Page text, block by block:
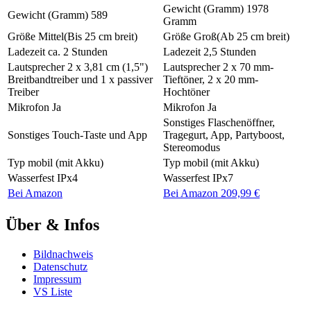
Gewicht (Gramm) 589
Gewicht (Gramm) 1978
Gramm
Größe Mittel(Bis 25 cm breit) Größe Groß(Ab 25 cm breit)
Ladezeit ca. 2 Stunden Ladezeit 2,5 Stunden
Lautsprecher2 x 3,81 cm (1,5")
Breitbandtreiber und 1 x passiver
Treiber
Lautsprecher2 x 70 mm-
Tieftöner, 2 x 20 mm-
Hochtöner
Mikrofon Ja Mikrofon Ja
Sonstiges Touch-Taste und App
Sonstiges Flaschenöffner,
Tragegurt, App, Partyboost,
Stereomodus
Typ mobil (mit Akku) Typ mobil (mit Akku)
Wasserfest IPx4 Wasserfest IPx7
Bei Amazon
Bei Amazon 209,99 €
Über & Infos
Bildnachweis
Datenschutz
Impressum
VS Liste